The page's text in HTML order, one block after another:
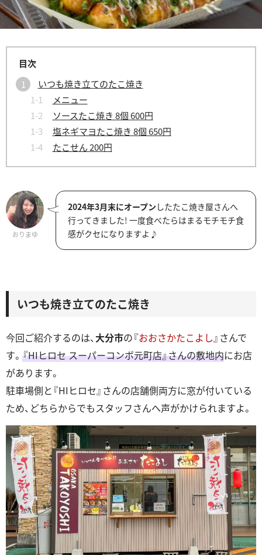
いつも焼き立てのたこ焼き
メニュー
ソースたこ焼き 8個 600円
塩ネギマヨたこ焼き 8個 650円
たこせん 200円
おりまゆ
2024年3月末にオープン したたこ焼き屋さんへ
行ってきました! 一度食べたらはまるモチモチ食
感がクセになりますよ♪
いつも焼き立てのたこ焼き
今回ご紹介するのは、 大分市の『おおさかたこよし』さんで
す。 『HIヒロセ スーパーコンボ元町店』さんの敷地内にお店
があります。
駐車場側と『HIヒロセ』さんの店舗側両方に窓が付いている
ため、どちらからでもスタッフさんへ声がかけられますよ。